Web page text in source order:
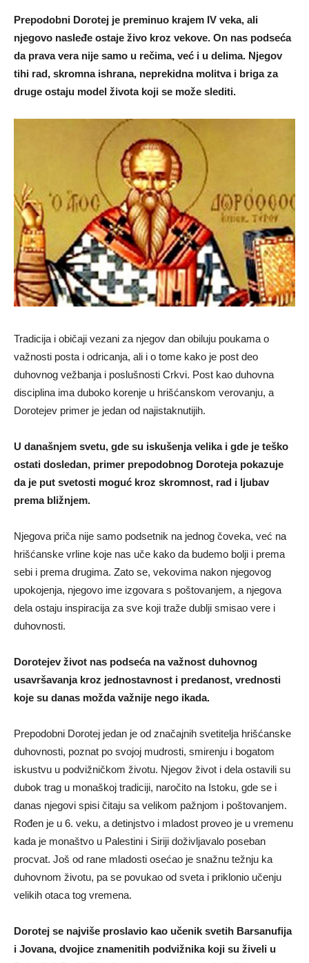
Prepodobni Dorotej je preminuo krajem IV veka, ali
njegovo nasleđe ostaje živo kroz vekove. On nas podseća
da prava vera nije samo u rečima, već i u delima. Njegov
tihi rad, skromna ishrana, neprekidna molitva i briga za
druge ostaju model života koji se može slediti.
Tradicija i običaji vezani za njegov dan obiluju poukama o
važnosti posta i odricanja, ali i o tome kako je post deo
duhovnog vežbanja i poslušnosti Crkvi. Post kao duhovna
disciplina ima duboko korenje u hrišćanskom verovanju, a
Dorotejev primer je jedan od najistaknutijih.
U današnjem svetu, gde su iskušenja velika i gde je teško
ostati dosledan, primer prepodobnog Doroteja pokazuje
da je put svetosti moguć kroz skromnost, rad i ljubav
prema bližnjem.
Njegova priča nije samo podsetnik na jednog čoveka, već na
hrišćanske vrline koje nas uče kako da budemo bolji i prema
sebi i prema drugima. Zato se, vekovima nakon njegovog
upokojenja, njegovo ime izgovara s poštovanjem, a njegova
dela ostaju inspiracija za sve koji traže dublji smisao vere i
duhovnosti.
Dorotejev život nas podseća na važnost duhovnog
usavršavanja kroz jednostavnost i predanost, vrednosti
koje su danas možda važnije nego ikada.
Prepodobni Dorotej jedan je od značajnih svetitelja hrišćanske
duhovnosti, poznat po svojoj mudrosti, smirenju i bogatom
iskustvu u podvižničkom životu. Njegov život i dela ostavili su
dubok trag u monaškoj tradiciji, naročito na Istoku, gde se i
danas njegovi spisi čitaju sa velikom pažnjom i poštovanjem.
Rođen je u 6. veku, a detinjstvo i mladost proveo je u vremenu
kada je monaštvo u Palestini i Siriji doživljavalo poseban
procvat. Još od rane mladosti osećao je snažnu težnju ka
duhovnom životu, pa se povukao od sveta i priklonio učenju
velikih otaca tog vremena.
Dorotej se najviše proslavio kao učenik svetih Barsanufija
i Jovana, dvojice znamenitih podvižnika koji su živeli u